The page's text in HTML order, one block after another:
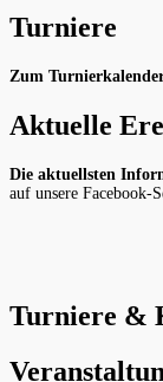
Turniere
Zum
Aktuelle
Die aktuellsten
auf unsere Facebook-
Turniere &